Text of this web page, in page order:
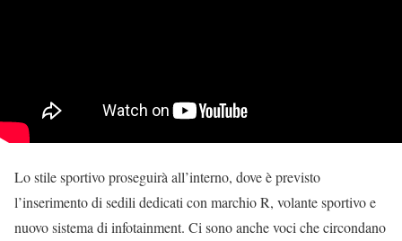
Lo stile sportivo proseguirà all’interno, dove è previsto
l’inserimento di sedili dedicati con marchio R, volante sportivo e
nuovo sistema di infotainment. Ci sono anche voci che circondano